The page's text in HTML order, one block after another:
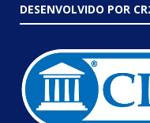
DESENVOLVIDO POR